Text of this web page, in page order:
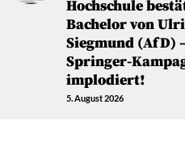
Hochschule
Bachelor von
Siegmund (AfD)
Springer-
implodiert!
5. August 2026